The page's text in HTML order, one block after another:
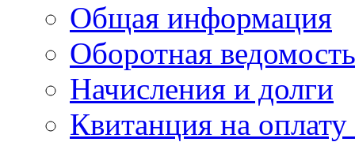
Общая информация
Оборотная ведомость
Начисления и долги
Квитанция на